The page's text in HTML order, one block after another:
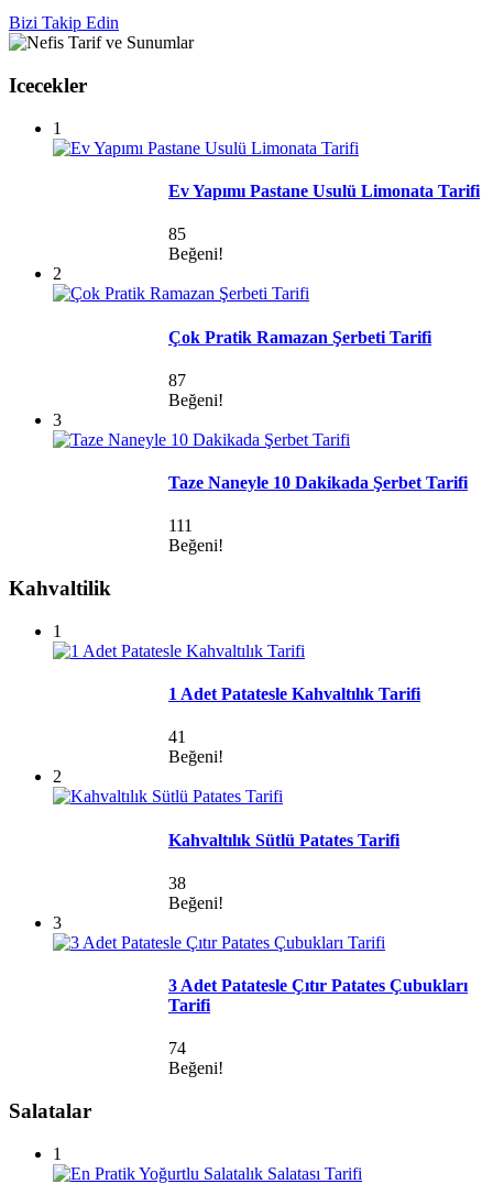
Bizi Takip Edin
Icecekler
1
Ev Yapımı Pastane Usulü Limonata Tarifi
85
Beğeni!
2
Çok Pratik Ramazan Şerbeti Tarifi
87
Beğeni!
3
Taze Naneyle 10 Dakikada Şerbet Tarifi
111
Beğeni!
Kahvaltilik
1
1 Adet Patatesle Kahvaltılık Tarifi
41
Beğeni!
2
Kahvaltılık Sütlü Patates Tarifi
38
Beğeni!
3
3 Adet Patatesle Çıtır Patates Çubukları
Tarifi
74
Beğeni!
Salatalar
1